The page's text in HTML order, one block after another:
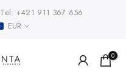
Tel: +421 911 367 656
EUR
0